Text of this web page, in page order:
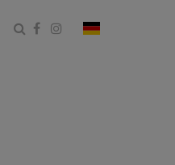
Suchformular öffnen
Facebook
Instagram
Land und